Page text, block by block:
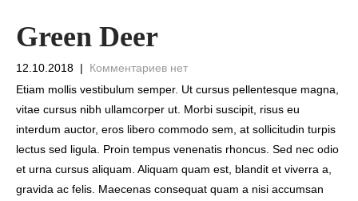
Green Deer
12.10.2018 | Комментариев нет
Etiam mollis vestibulum semper. Ut cursus pellentesque magna,
vitae cursus nibh ullamcorper ut. Morbi suscipit, risus eu
interdum auctor, eros libero commodo sem, at sollicitudin turpis
lectus sed ligula. Proin tempus venenatis rhoncus. Sed nec odio
et urna cursus aliquam. Aliquam quam est, blandit et viverra a,
gravida ac felis. Maecenas consequat quam a nisi accumsan